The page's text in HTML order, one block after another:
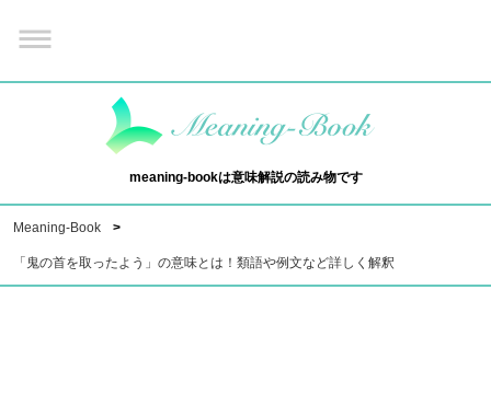
meaning-bookは意味解説の読み物です
Meaning-Book
「鬼の首を取ったよう」の意味とは！類語や例文など詳しく解釈